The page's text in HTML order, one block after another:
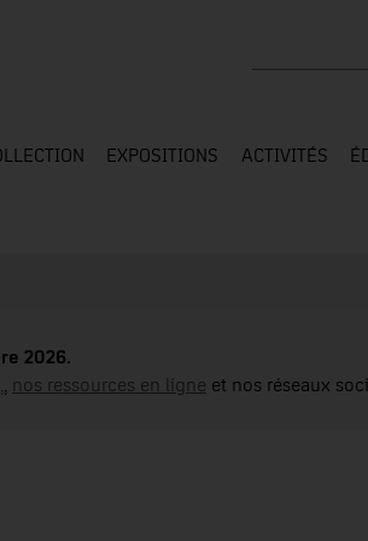
EXPOSITIONS ACTIVITÉS
2026.
nos ressources en ligne et nos réseaux